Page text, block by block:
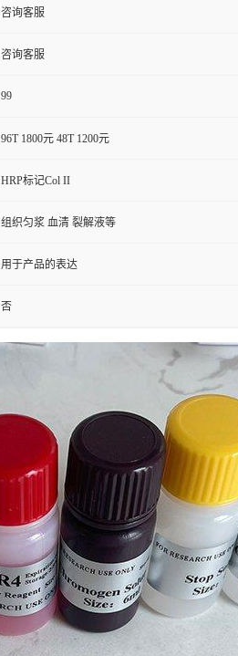
咨询客服
咨询客服
99
96T 1800元 48T 1200元
HRP标记Col II
组织匀浆 血清 裂解液等
用于产品的表达
否